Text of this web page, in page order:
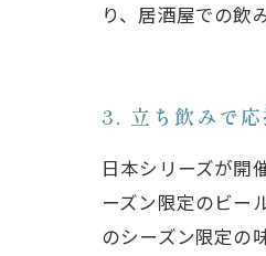
り、居酒屋での飲
3. 立ち飲みで
日本シリーズが開
ーズン限定のビー
のシーズン限定の